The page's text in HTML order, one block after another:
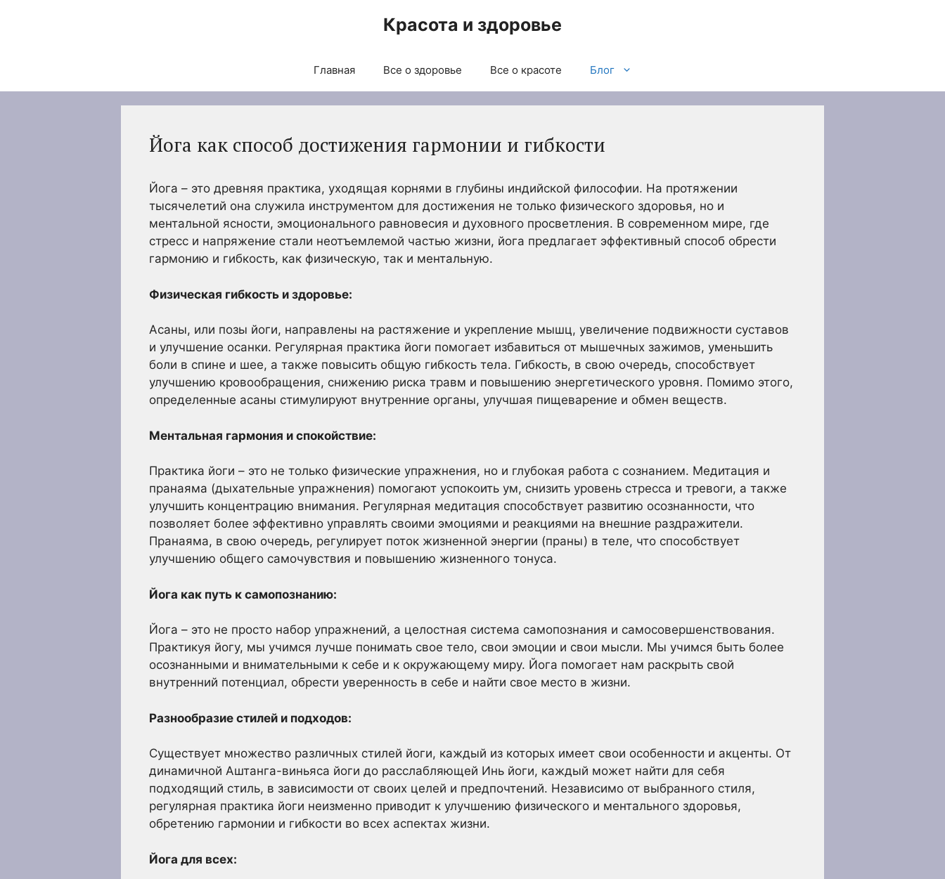
Красота и здоровье
Главная Все о здоровье Все о красоте Блог
Йога как способ достижения гармонии и гибкости
Йога – это древняя практика, уходящая корнями в глубины индийской философии. На протяжении
тысячелетий она служила инструментом для достижения не только физического здоровья, но и
ментальной ясности, эмоционального равновесия и духовного просветления. В современном мире, где
стресс и напряжение стали неотъемлемой частью жизни, йога предлагает эффективный способ обрести
гармонию и гибкость, как физическую, так и ментальную.
Физическая гибкость и здоровье:
Асаны, или позы йоги, направлены на растяжение и укрепление мышц, увеличение подвижности суставов
и улучшение осанки. Регулярная практика йоги помогает избавиться от мышечных зажимов, уменьшить
боли в спине и шее, а также повысить общую гибкость тела. Гибкость, в свою очередь, способствует
улучшению кровообращения, снижению риска травм и повышению энергетического уровня. Помимо этого,
определенные асаны стимулируют внутренние органы, улучшая пищеварение и обмен веществ.
Ментальная гармония и спокойствие:
Практика йоги – это не только физические упражнения, но и глубокая работа с сознанием. Медитация и
пранаяма (дыхательные упражнения) помогают успокоить ум, снизить уровень стресса и тревоги, а также
улучшить концентрацию внимания. Регулярная медитация способствует развитию осознанности, что
позволяет более эффективно управлять своими эмоциями и реакциями на внешние раздражители.
Пранаяма, в свою очередь, регулирует поток жизненной энергии (праны) в теле, что способствует
улучшению общего самочувствия и повышению жизненного тонуса.
Йога как путь к самопознанию:
Йога – это не просто набор упражнений, а целостная система самопознания и самосовершенствования.
Практикуя йогу, мы учимся лучше понимать свое тело, свои эмоции и свои мысли. Мы учимся быть более
осознанными и внимательными к себе и к окружающему миру. Йога помогает нам раскрыть свой
внутренний потенциал, обрести уверенность в себе и найти свое место в жизни.
Разнообразие стилей и подходов:
Существует множество различных стилей йоги, каждый из которых имеет свои особенности и акценты. От
динамичной Аштанга-виньяса йоги до расслабляющей Инь йоги, каждый может найти для себя
подходящий стиль, в зависимости от своих целей и предпочтений. Независимо от выбранного стиля,
регулярная практика йоги неизменно приводит к улучшению физического и ментального здоровья,
обретению гармонии и гибкости во всех аспектах жизни.
Йога для всех: